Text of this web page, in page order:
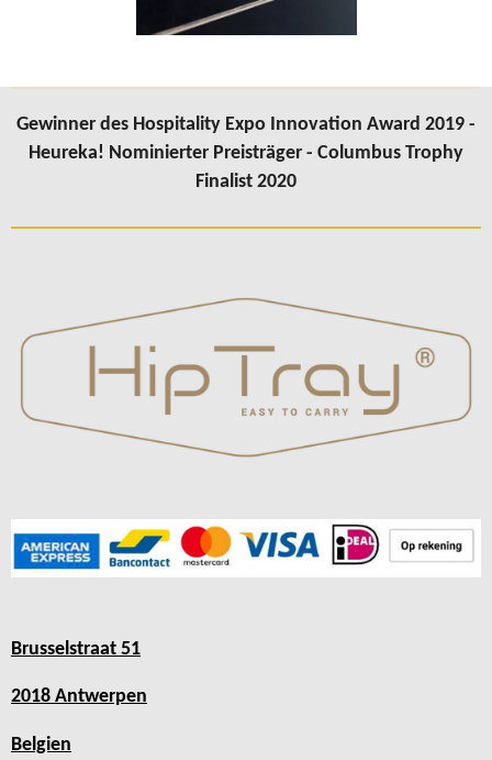
Gewinner des Hospitality Expo Innovation Award 2019 -
Heureka! Nominierter Preisträger - Columbus Trophy
Finalist 2020
Brusselstraat 51
2018 Antwerpen
Belgien